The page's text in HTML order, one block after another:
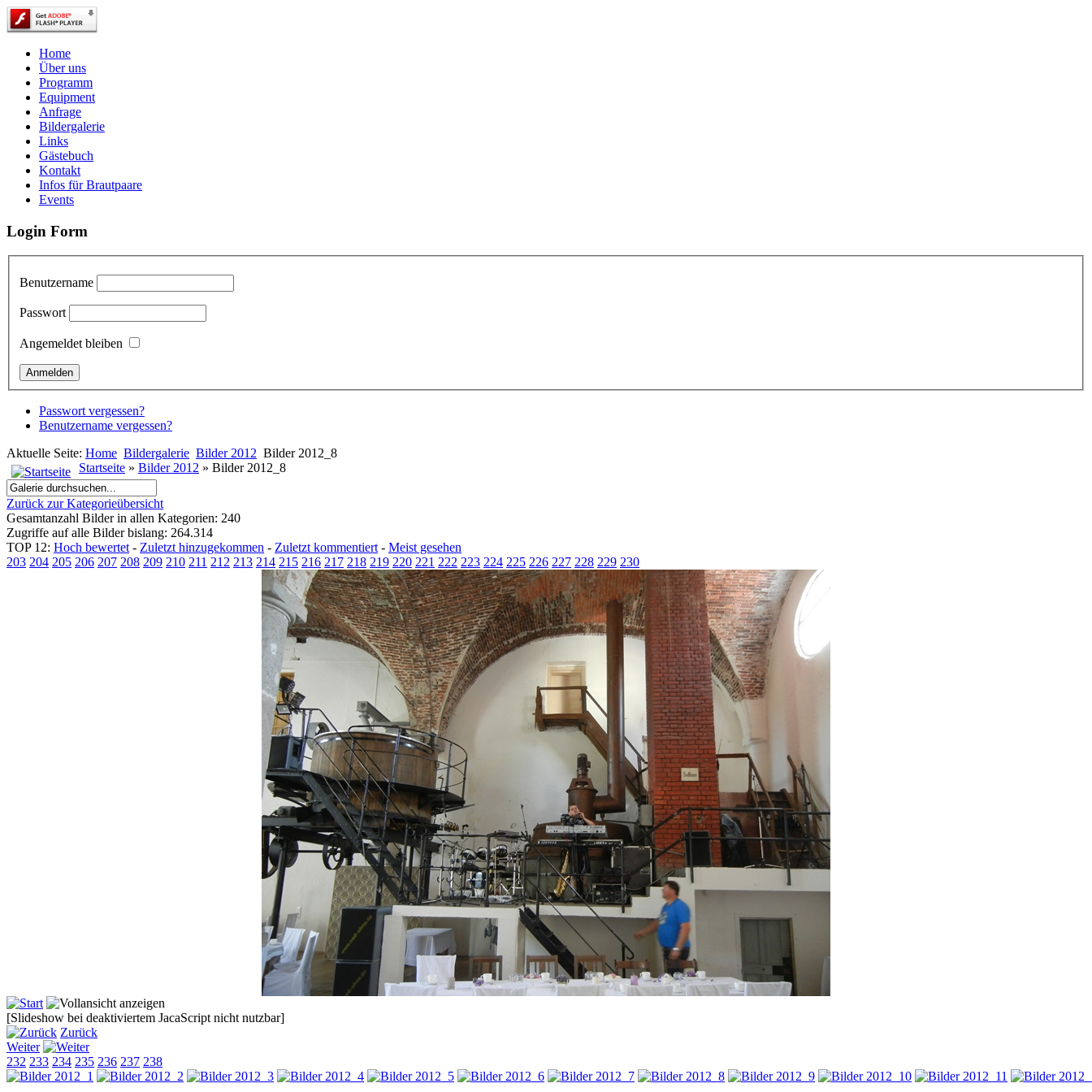
Home
Über uns
Programm
Equipment
Anfrage
Bildergalerie
Links
Gästebuch
Kontakt
Infos für Brautpaare
Events
Login Form
Benutzername
Passwort
Angemeldet bleiben
Passwort vergessen?
Benutzername vergessen?
Aktuelle Seite: Home Bildergalerie Bilder 2012 Bilder 2012_8
Startseite » Bilder 2012 » Bilder 2012_8
Zurück zur Kategorieübersicht
Gesamtanzahl Bilder in allen Kategorien: 240
Zugriffe auf alle Bilder bislang: 264.314
TOP 12: Hoch bewertet - Zuletzt hinzugekommen - Zuletzt kommentiert - Meist gesehen
203 204 205 206 207 208 209 210 211 212 213 214 215 216 217 218 219 220 221 222 223 224 225 226 227 228 229 230
[Slideshow bei deaktiviertem JacaScript nicht nutzbar]
Zurück
Weiter
232 233 234 235 236 237 238